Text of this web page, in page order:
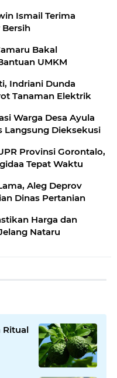
Ismail Terima
Bersih
Bakal
UMKM
Indriani Dunda
Tanaman Elektrik
Warga Desa Ayula
Langsung Dieksekusi
Provinsi Gorontalo,
Tepat Waktu
Aleg Deprov
Dinas Pertanian
Harga dan
Nataru
Ritual